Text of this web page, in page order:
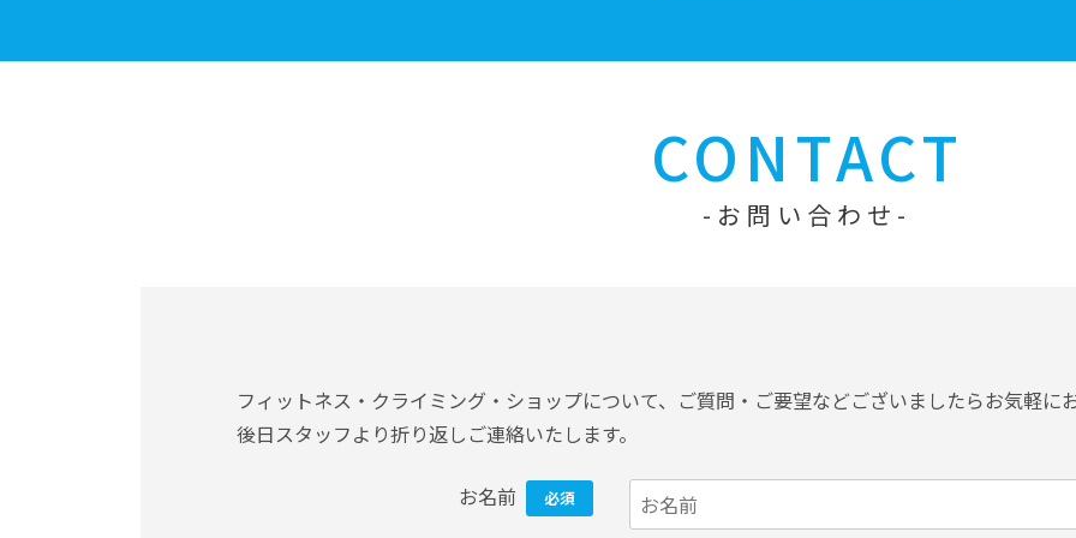
CONTACT
お問い合わせ
フィットネス・クライミング・ショップについて、ご質問・ご要望などございましたらお気軽に
後日スタッフより折り返しご連絡いたします。
お名前 必須